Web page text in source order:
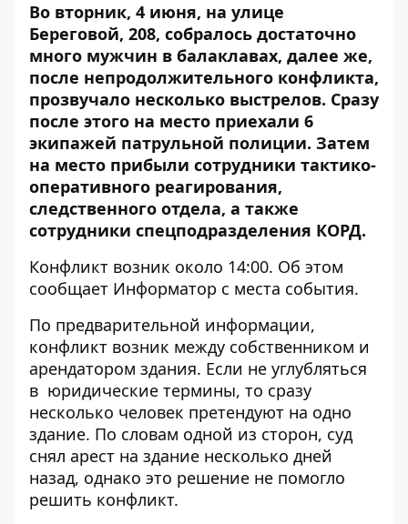
Во вторник, 4 июня, на улице
Береговой, 208, собралось достаточно
много мужчин в балаклавах, далее же,
после непродолжительного конфликта,
прозвучало несколько выстрелов. Сразу
после этого на место приехали 6
экипажей патрульной полиции. Затем
на место прибыли сотрудники тактико-
оперативного реагирования,
следственного отдела, а также
сотрудники спецподразделения КОРД.
Конфликт возник около 14:00. Об этом
сообщает Информатор с места события.
По предварительной информации,
конфликт возник между собственником и
арендатором здания. Если не углубляться
в юридические термины, то сразу
несколько человек претендуют на одно
здание. По словам одной из сторон, суд
снял арест на здание несколько дней
назад, однако это решение не помогло
решить конфликт.